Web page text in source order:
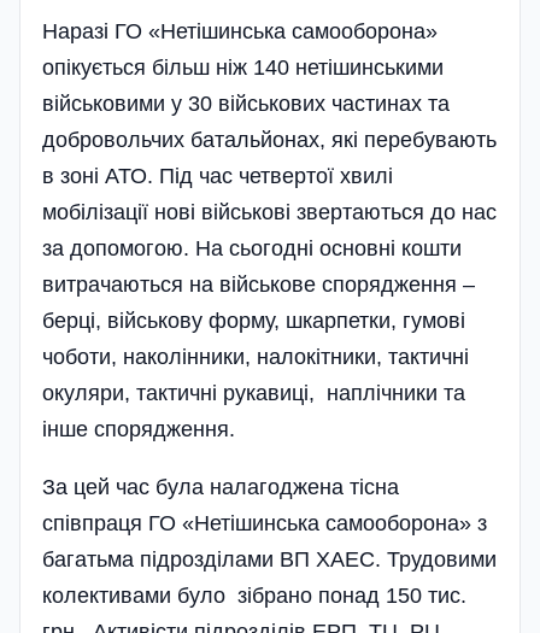
Наразі ГО «Нетішинська самооборона»
опікується більш ніж 140 нетішинськими
військовими у 30 військових частинах та
добровольчих батальйонах, які перебувають
в зоні АТО. Під час четвертої хвилі
мобілізації нові військові звертаються до нас
за допомогою. На сьогодні основні кошти
витрачаються на військове спорядження –
берці, військову форму, шкарпетки, гумові
чоботи, наколінники, налокітники, тактичні
окуляри, тактичні рукавиці, наплічники та
інше спорядження.
За цей час була налагоджена тісна
співпраця ГО «Нетішинська самооборона» з
багатьма підрозділами ВП ХАЕС. Трудовими
колективами було зібрано понад 150 тис.